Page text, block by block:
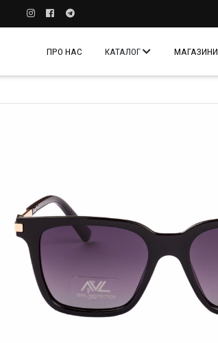
ПРО НАС КАТАЛОГ МАГАЗИНИ